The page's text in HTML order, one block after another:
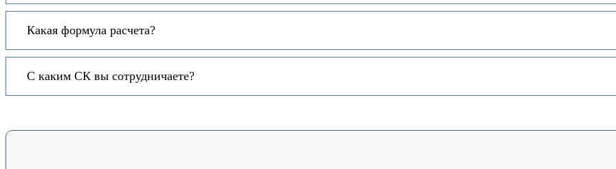
Какая формула расчета?
С каким СК вы сотрудничаете?